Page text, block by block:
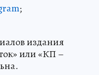
;
издания
или «КП –